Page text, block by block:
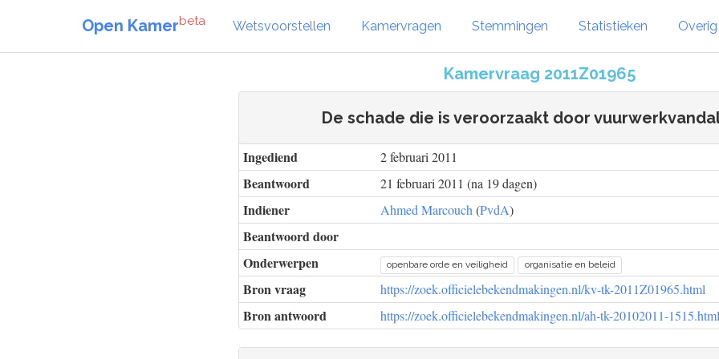
Open Kamerbeta Wetsvoorstellen Kamervragen Stemmingen Statistieken Overig
Kamervraag 2011Z01965
De schade die is veroorzaakt door
Ingediend 2 februari 2011
Beantwoord 21 februari 2011 (na 19 dagen)
Indiener Ahmed Marcouch (PvdA)
Beantwoord door
Onderwerpen
openbare orde en veiligheid organisatie en beleid
Bron vraag https://zoek.officielebekendmakingen.nl/kv-tk-2011Z01965.html
Bron antwoord https://zoek.officielebekendmakingen.nl/ah-tk-20102011-1515.html